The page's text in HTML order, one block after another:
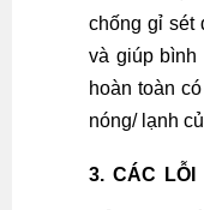
chống gỉ sét
và giúp bình
hoàn toàn
nóng/ lạnh
3. CÁC LỖI